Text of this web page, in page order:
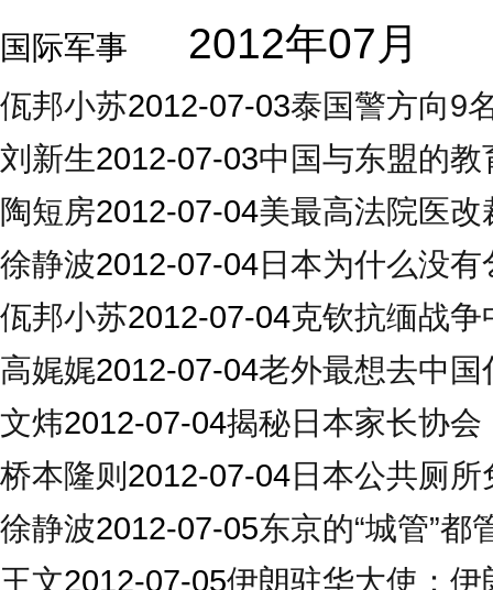
国际军事
2012年07月
佤邦小苏2012-07-03泰国警方向9
刘新生2012-07-03中国与东盟的教
陶短房2012-07-04美最高法院医
徐静波2012-07-04日本为什么没有
佤邦小苏2012-07-04克钦抗缅战
高娓娓2012-07-04老外最想去中国
文炜2012-07-04揭秘日本家长协会
桥本隆则 2012-07-04日本公共厕
徐静波2012-07-05东京的“城管”都
王文2012-07-05伊朗驻华大使：伊